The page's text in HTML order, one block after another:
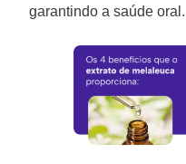
garantindo a saúde oral.